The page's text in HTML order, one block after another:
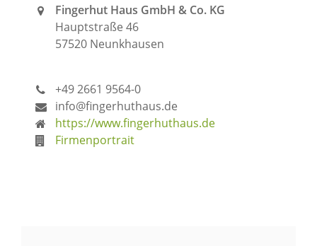
Fingerhut Haus GmbH & Co. KG
Hauptstraße 46
57520 Neunkhausen
+49 2661 9564-0
info@fingerhuthaus.de
https://www.fingerhuthaus.de
Firmenportrait